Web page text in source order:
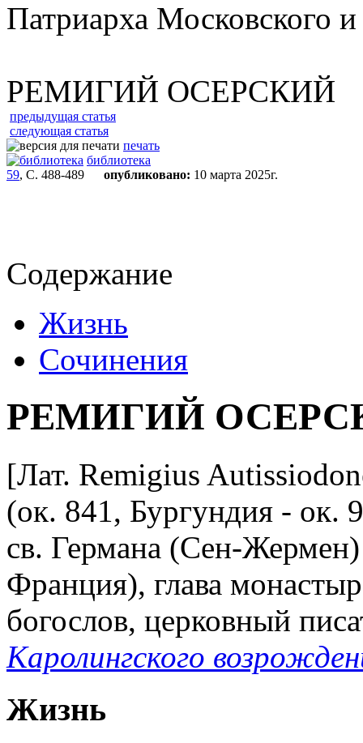
Патриарха Московского
РЕМИГИЙ ОСЕРСКИЙ
предыдущая статья
следующая статья
печать
библиотека
59, С. 488-489 опубликовано: 10 марта 2025г.
Содержание
Жизнь
Сочинения
РЕМИГИЙ
[Лат. Remigius
(ок. 841, Бургундия - ок.
св. Германа (Сен-
Франция), глава
богослов, церковный
Каролингского
Жизнь